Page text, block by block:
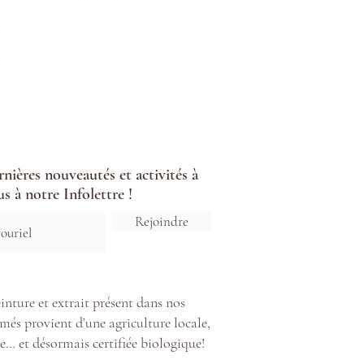
nouveautés et activités à
à notre Infolettre !
Rejoindre
et extrait présent dans nos
provient d’une agriculture locale,
et désormais certifiée biologique!